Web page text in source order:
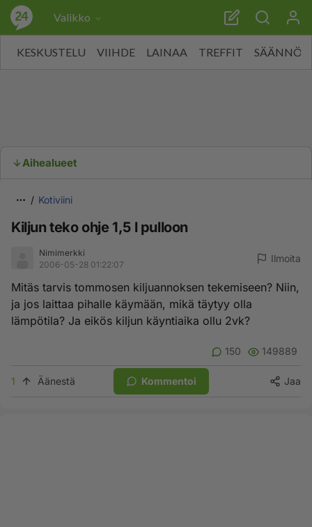
Valikko
KESKUSTELU VIIHDE LAINAA TREFFIT SÄÄNNÖT
Aihealueet
Kotiviini
Kiljun teko ohje 1,5 l pulloon
Nimimerkki
2006-05-28 01:22:07
Ilmoita
Mitäs tarvis tommosen kiljuannoksen tekemiseen? Niin,
ja jos laittaa pihalle käymään, mikä täytyy olla
lämpötila? Ja eikös kiljun käyntiaika ollu 2vk?
150 149889
1 Äänestä Kommentoi Jaa